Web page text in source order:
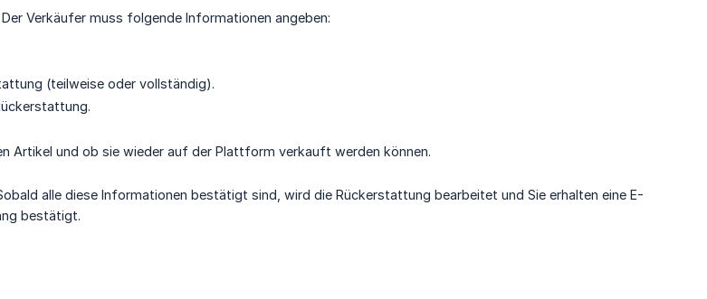
Der Verkäufer muss folgende Informationen angeben:
(teilweise oder vollständig).
Artikel und ob sie wieder auf der Plattform verkauft werden können.
alle diese Informationen bestätigt sind, wird die Rückerstattung bearbeitet und Sie erhalten eine E-
bestätigt.